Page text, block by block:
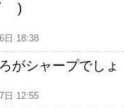
)
日 18:38
がシャープでしょ
日 12:55